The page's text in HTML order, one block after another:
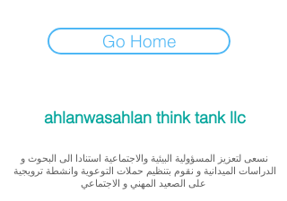
Go Home
ahlanwasahlan think tank llc
نسعى لتعزيز المسؤولية البيئية والاجتماعية استنادا الى البحوث و
الدراسات الميدانية و نقوم بتنظيم حملات التوعوية وانشطة ترويجية